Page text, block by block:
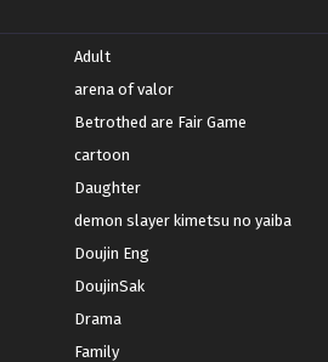
Adult
arena of valor
Betrothed are Fair Game
cartoon
Daughter
demon slayer kimetsu no yaiba
Doujin Eng
DoujinSak
Drama
Family